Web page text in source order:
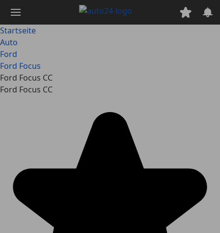
Hauptinhalt
springen
Startseite
Auto
Ford
Ford Focus
Ford Focus CC
Ford Focus CC